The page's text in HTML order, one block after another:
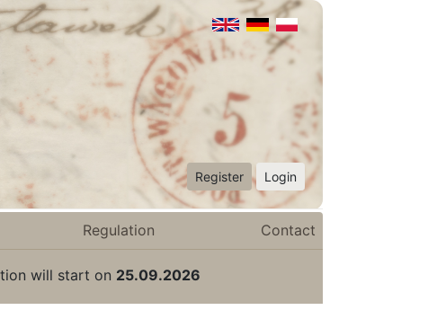
Register Login
Regulation Contact
will start on 25.09.2026